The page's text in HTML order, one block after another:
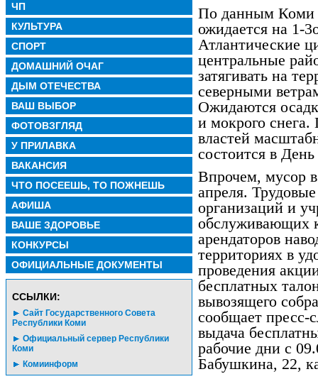
ЧП
КУЛЬТУРА
СПОРТ
ДОМАШНИЙ ОЧАГ
ДЫМ ОТЕЧЕСТВА
ВАШ ВЫБОР
ФОТОВЗГЛЯД
У ПРИЛАВКА
ВАКАНСИЯ
ЧТО ПОСЕЕШЬ, ТО ПОЖНЕШЬ
АФИША
ВАШЕ ЗДОРОВЬЕ
КОНКУРСЫ
ОФИЦИАЛЬНЫЕ ДОКУМЕНТЫ
CСЫЛКИ:
Сайт Государственного Совета
Республики Коми
Официальный сервер Республики
Коми
Комиинформ
По данным
ожидается на 1-
Атлантические
центральные
затягивать на
северными
Ожидаются
и мокрого
властей
состоится в
Впрочем, мусор
апреля.
организаций и
обслуживающих
арендаторов
территориях в
проведения
бесплатных
вывозящего
сообщает пресс-
выдача
рабочие дни с
Бабушкина, 22,